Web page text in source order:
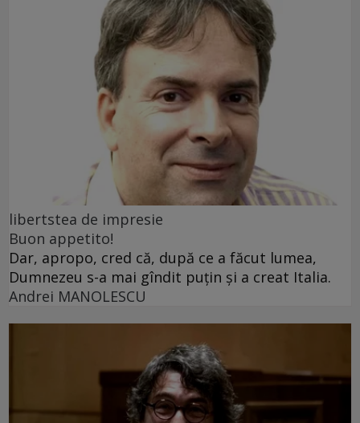
libertstea de impresie
Buon appetito!
Dar, apropo, cred că, după ce a făcut lumea,
Dumnezeu s-a mai gîndit puțin și a creat Italia.
Andrei MANOLESCU